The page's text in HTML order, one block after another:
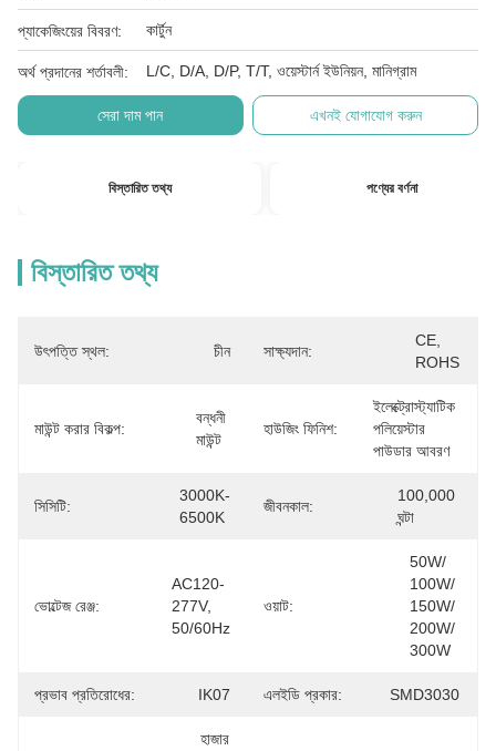
প্যাকেজিংয়ের বিবরণ: কার্টুন
অর্থ প্রদানের শর্তাবলী: L/C, D/A, D/P, T/T, ওয়েস্টার্ন ইউনিয়ন, মানিগ্রাম
সেরা দাম পান এখনই যোগাযোগ করুন
বিস্তারিত তথ্য পণ্যের বর্ণনা
বিস্তারিত তথ্য
উৎপত্তি স্থল: চীন সাক্ষ্যদান:
CE,
ROHS
মাউন্ট করার বিকল্প:
বন্ধনী
মাউন্ট
হাউজিং ফিনিশ:
ইলেক্ট্রোস্ট্যাটিক
পলিয়েস্টার
পাউডার আবরণ
সিসিটি:
3000K-
6500K
জীবনকাল:
100,000
ঘন্টা
ভোল্টেজ রেঞ্জ:
AC120-
277V,
50/60Hz
ওয়াট:
50W/
100W/
150W/
200W/
300W
প্রভাব প্রতিরোধের: IK07 এলইডি প্রকার: SMD3030
হাজার